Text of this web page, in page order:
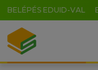
BELÉPÉS EDUID-VAL